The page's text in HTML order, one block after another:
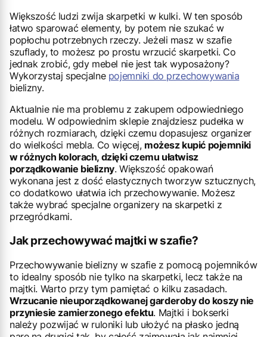
Większość ludzi zwija skarpetki w kulki. W ten sposób
łatwo sparować elementy, by potem nie szukać w
popłochu potrzebnych rzeczy. Jeżeli masz w szafie
szuflady, to możesz po prostu wrzucić skarpetki. Co
jednak zrobić, gdy mebel nie jest tak wyposażony?
Wykorzystaj specjalne pojemniki do przechowywania
bielizny.
Aktualnie nie ma problemu z zakupem odpowiedniego
modelu. W odpowiednim sklepie znajdziesz pudełka w
różnych rozmiarach, dzięki czemu dopasujesz organizer
do wielkości mebla. Co więcej, możesz kupić pojemniki
w różnych kolorach, dzięki czemu ułatwisz
porządkowanie bielizny. Większość opakowań
wykonana jest z dość elastycznych tworzyw sztucznych,
co dodatkowo ułatwia ich przechowywanie. Możesz
także wybrać specjalne organizery na skarpetki z
przegródkami.
Jak przechowywać majtki w szafie?
Przechowywanie bielizny w szafie z pomocą pojemników
to idealny sposób nie tylko na skarpetki, lecz także na
majtki. Warto przy tym pamiętać o kilku zasadach.
Wrzucanie nieuporządkowanej garderoby do koszy nie
przyniesie zamierzonego efektu. Majtki i bokserki
należy pozwijać w ruloniki lub ułożyć na płasko jedną